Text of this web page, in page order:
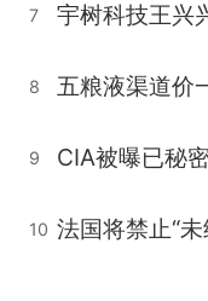
7
8 五粮液渠道价
9 CIA被曝已秘
10